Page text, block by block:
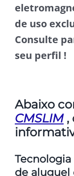
de uso
Consulte
seu perfil !
Abaixo
CMSLIM,
de aluguel